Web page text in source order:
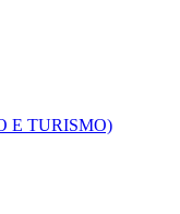
E TURISMO)